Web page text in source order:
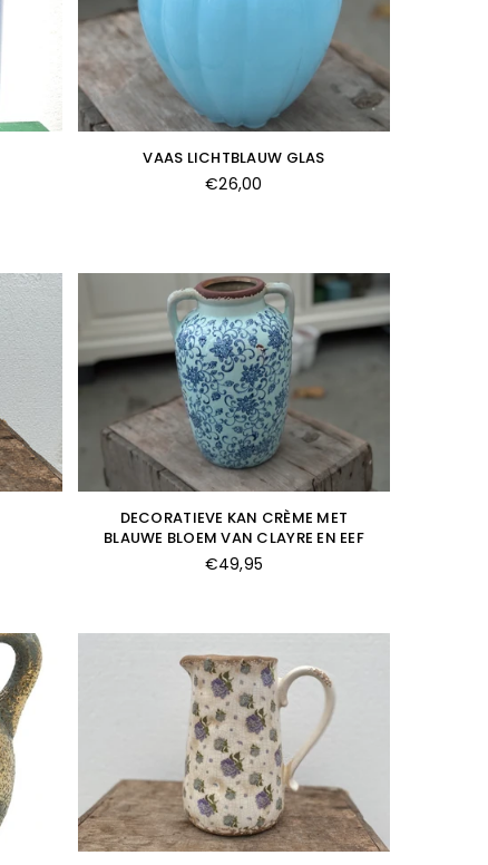
VAAS LICHTBLAUW GLAS
Normale
€26,00
DECORATIEVE KAN CRÈME MET
BLAUWE BLOEM VAN CLAYRE EN EEF
Normale
€49,95